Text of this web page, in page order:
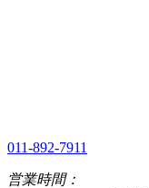
011-892-7911
営業時間：